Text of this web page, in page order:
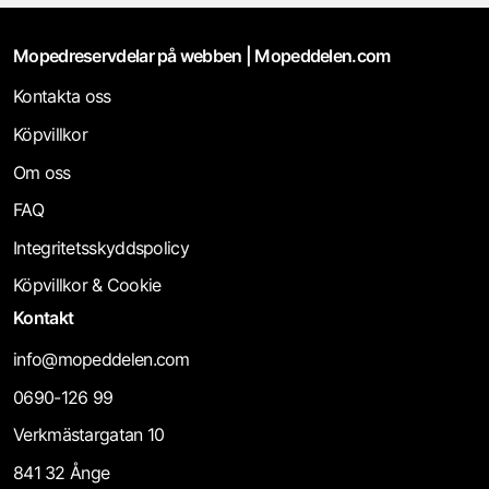
Mopedreservdelar på webben | Mopeddelen.com
Kontakta oss
Köpvillkor
Om oss
FAQ
Integritetsskyddspolicy
Köpvillkor & Cookie
Kontakt
info@mopeddelen.com
0690-126 99
Verkmästargatan 10
841 32 Ånge